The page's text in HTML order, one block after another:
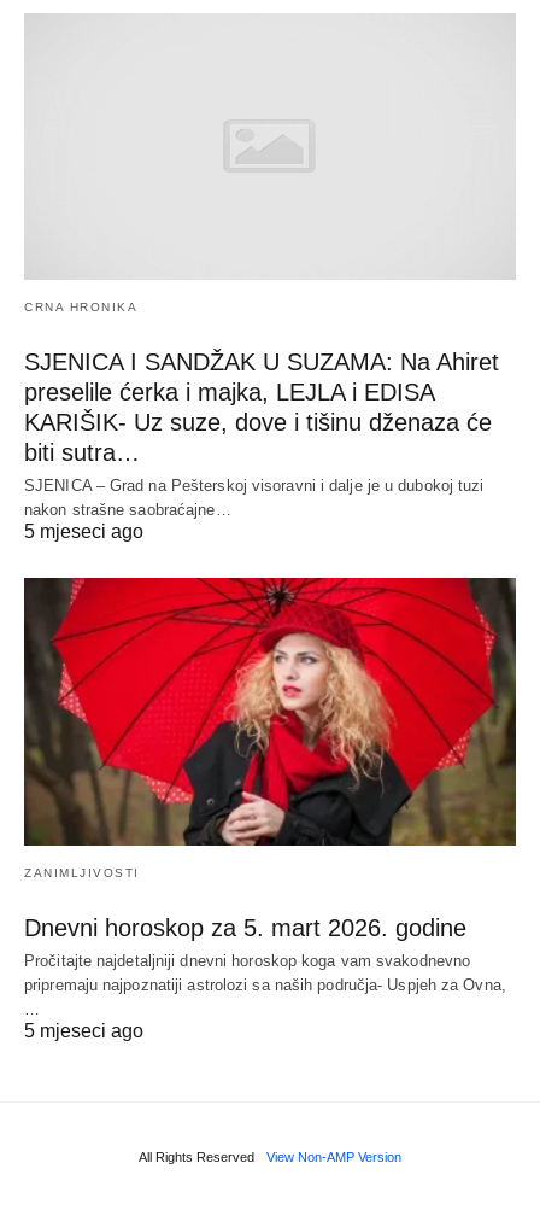
CRNA HRONIKA
SJENICA I SANDŽAK U SUZAMA: Na Ahiret
preselile ćerka i majka, LEJLA i EDISA
KARIŠIK- Uz suze, dove i tišinu dženaza će
biti sutra…
SJENICA – Grad na Pešterskoj visoravni i dalje je u dubokoj tuzi
nakon strašne saobraćajne…
5 mjeseci ago
ZANIMLJIVOSTI
Dnevni horoskop za 5. mart 2026. godine
Pročitajte najdetaljniji dnevni horoskop koga vam svakodnevno
pripremaju najpoznatiji astrolozi sa naših područja- Uspjeh za Ovna,
5 mjeseci ago
All Rights Reserved View Non-AMP Version